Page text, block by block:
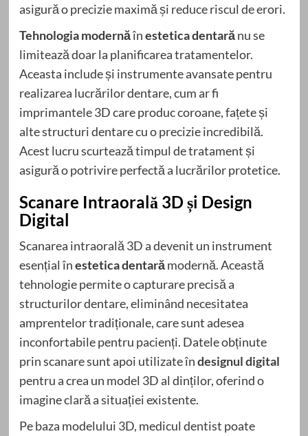
asigură o precizie maximă și reduce riscul de erori.
Tehnologia modernăînestetica dentarănu se
limitează doar la planificarea tratamentelor.
Aceasta include și instrumente avansate pentru
realizarea lucrărilor dentare, cum ar fi
imprimantele 3D care produc coroane, fațete și
alte structuri dentare cu o precizie incredibilă.
Acest lucru scurtează timpul de tratament și
asigură o potrivire perfectă a lucrărilor protetice.
Scanare Intraorală 3D și Design
Digital
Scanarea intraorală 3D a devenit un instrument
esențial înestetica dentarămodernă. Această
tehnologie permite o capturare precisă a
structurilor dentare, eliminând necesitatea
amprentelor tradiționale, care sunt adesea
inconfortabile pentru pacienți. Datele obținute
prin scanare sunt apoi utilizate îndesignul digital
pentru a crea un model 3D al dinților, oferind o
imagine clară a situației existente.
Pe baza modelului 3D, medicul dentist poate